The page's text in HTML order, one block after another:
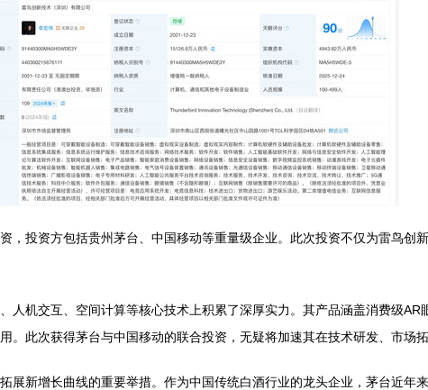
，投资方包括贵州茅台、中国移动等重量级企业。此次投资不仅为雷鸟创
人机交互、空间计算等核心技术上积累了深厚实力。其产品涵盖消费级
此次获得茅台与中国移动的联合投资，无疑将加速其在技术研发、市场
展新增长曲线的重要举措。作为中国传统白酒行业的龙头企业，茅台近年